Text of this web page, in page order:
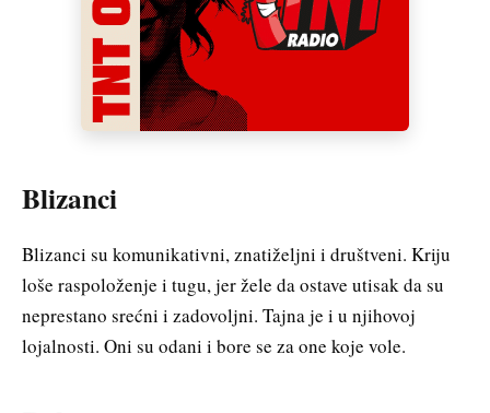
Blizanci
Blizanci su komunikativni, znatiželjni i društveni. Kriju
loše raspoloženje i tugu, jer žele da ostave utisak da su
neprestano srećni i zadovoljni. Tajna je i u njihovoj
lojalnosti. Oni su odani i bore se za one koje vole.